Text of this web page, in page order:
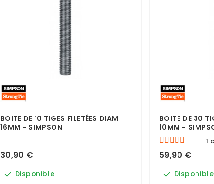
BOITE DE 10 TIGES FILETÉES DIAM
16MM - SIMPSON
30,90 €
Disponible
BOITE DE 30
10MM -
1
59,90 €
Disponible